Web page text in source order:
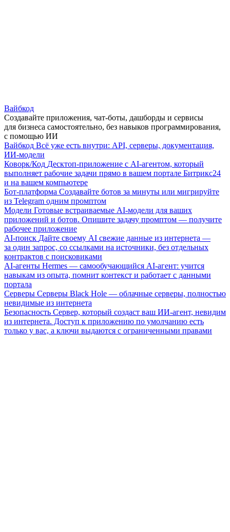
Вайбкод
Создавайте приложения, чат-боты, дашборды и сервисы
для бизнеса самостоятельно, без навыков программирования,
с помощью ИИ
Вайбкод Всё уже есть внутри: API, серверы, документация,
ИИ-модели
Коворк/Код Десктоп-приложение с AI-агентом, который
выполняет рабочие задачи прямо в вашем портале Битрикс24
и на вашем компьютере
Бот-платформа Создавайте ботов за минуты или мигрируйте
из Telegram одним промптом
Модели Готовые встраиваемые AI-модели для ваших
приложений и ботов. Опишите задачу промптом — получите
рабочее приложение
AI-поиск Дайте своему AI свежие данные из интернета —
за один запрос, со ссылками на источники, без отдельных
контрактов с поисковиками
AI-агенты Hermes — самообучающийся AI-агент: учится
навыкам из опыта, помнит контекст и работает с данными
портала
Серверы Серверы Black Hole — облачные серверы, полностью
невидимые из интернета
Безопасность Сервер, который создаст ваш ИИ-агент, невидим
из интернета. Доступ к приложению по умолчанию есть
только у вас, а ключи выдаются с ограниченными правами